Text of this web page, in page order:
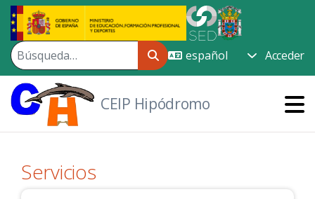
Saltar al contenido principal
Acceder
CEIP Hipódromo
Servicios